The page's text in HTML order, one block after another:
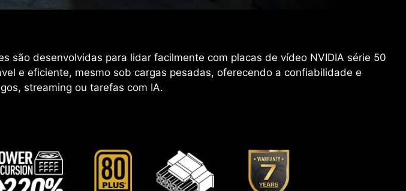
são desenvolvidas para lidar facilmente com placas de vídeo NVIDIA série 50
e eficiente, mesmo sob cargas pesadas, oferecendo a confiabilidade e
streaming ou tarefas com IA.